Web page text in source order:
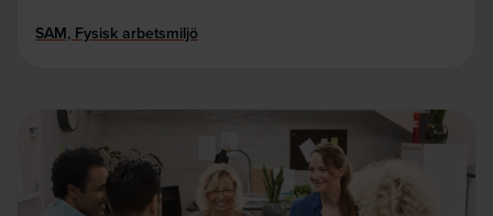
SAM, Fysisk arbetsmiljö